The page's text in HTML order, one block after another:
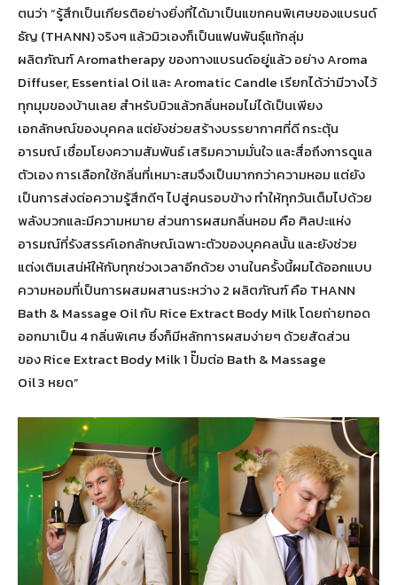
ตนว่า “รู้สึกเป็นเกียรติอย่างยิ่งที่ได้มาเป็นแขกคนพิเศษของแบรนด์
ธัญ (THANN) จริงๆ แล้วมิวเองก็เป็นแฟนพันธุ์แท้กลุ่ม
ผลิตภัณฑ์ Aromatherapy ของทางแบรนด์อยู่แล้ว อย่าง Aroma
Diffuser, Essential Oil และ Aromatic Candle เรียกได้ว่ามีวางไว้
ทุกมุมของบ้านเลย สำหรับมิวแล้วกลิ่นหอมไม่ได้เป็นเพียง
เอกลักษณ์ของบุคคล แต่ยังช่วยสร้างบรรยากาศที่ดี กระตุ้น
อารมณ์ เชื่อมโยงความสัมพันธ์ เสริมความมั่นใจ และสื่อถึงการดูแล
ตัวเอง การเลือกใช้กลิ่นที่เหมาะสมจึงเป็นมากกว่าความหอม แต่ยัง
เป็นการส่งต่อความรู้สึกดีๆ ไปสู่คนรอบข้าง ทำให้ทุกวันเต็มไปด้วย
พลังบวกและมีความหมาย ส่วนการผสมกลิ่นหอม คือ ศิลปะแห่ง
อารมณ์ที่รังสรรค์เอกลักษณ์เฉพาะตัวของบุคคลนั้น และยังช่วย
แต่งเติมเสน่ห์ให้กับทุกช่วงเวลาอีกด้วย งานในครั้งนี้ผมได้ออกแบบ
ความหอมที่เป็นการผสมผสานระหว่าง 2 ผลิตภัณฑ์ คือ THANN
Bath & Massage Oil กับ Rice Extract Body Milk โดยถ่ายทอด
ออกมาเป็น 4 กลิ่นพิเศษ ซึ่งก็มีหลักการผสมง่ายๆ ด้วยสัดส่วน
ของ Rice Extract Body Milk 1 ปั๊มต่อ Bath & Massage
Oil 3 หยด”